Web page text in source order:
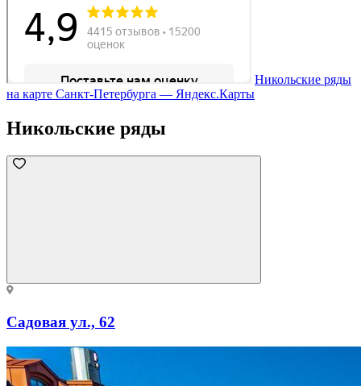
Никольские ряды
на карте Санкт‑Петербурга — Яндекс.Карты
Никольские ряды
Садовая ул., 62